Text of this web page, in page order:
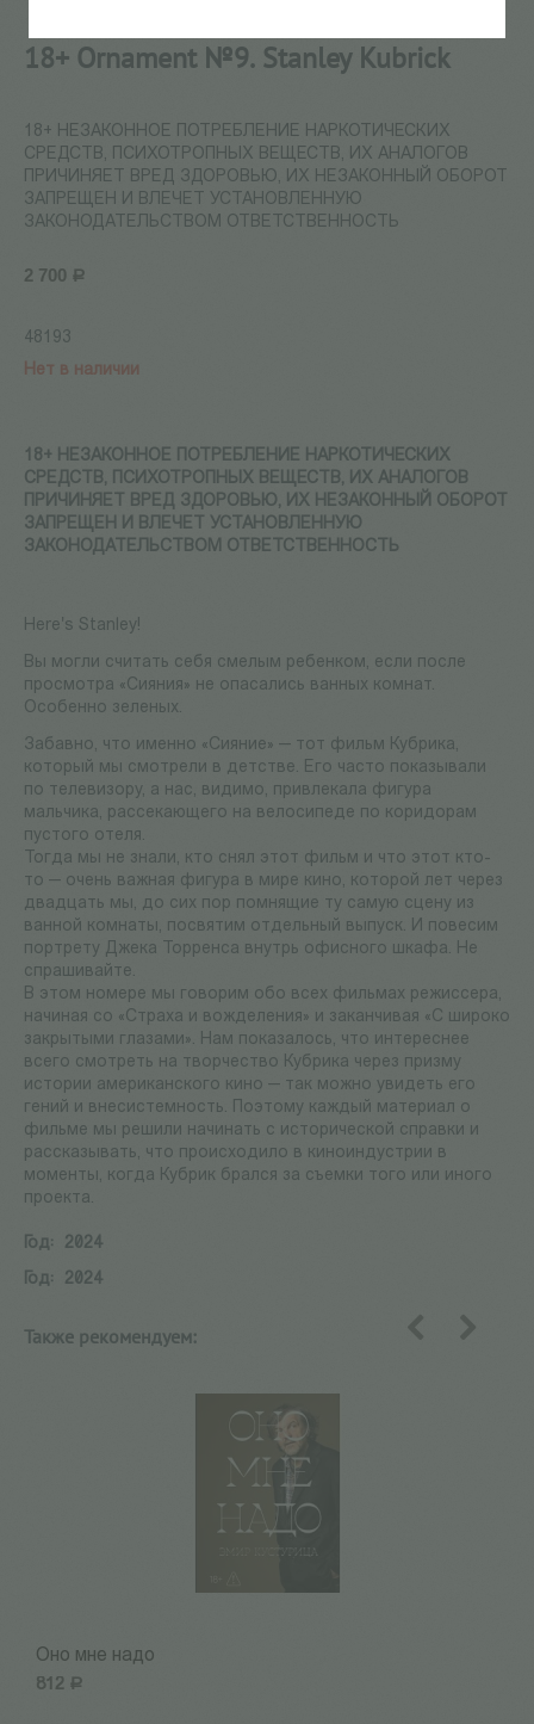
18+ Ornament №9. Stanley Kubrick
18+ НЕЗАКОННОЕ ПОТРЕБЛЕНИЕ НАРКОТИЧЕСКИХ
СРЕДСТВ, ПСИХОТРОПНЫХ ВЕЩЕСТВ, ИХ АНАЛОГОВ
ПРИЧИНЯЕТ ВРЕД ЗДОРОВЬЮ, ИХ НЕЗАКОННЫЙ ОБОРОТ
ЗАПРЕЩЕН И ВЛЕЧЕТ УСТАНОВЛЕННУЮ
ЗАКОНОДАТЕЛЬСТВОМ ОТВЕТСТВЕННОСТЬ
2 700 Р
48193
Нет в наличии
18+ НЕЗАКОННОЕ ПОТРЕБЛЕНИЕ НАРКОТИЧЕСКИХ
СРЕДСТВ, ПСИХОТРОПНЫХ ВЕЩЕСТВ, ИХ АНАЛОГОВ
ПРИЧИНЯЕТ ВРЕД ЗДОРОВЬЮ, ИХ НЕЗАКОННЫЙ ОБОРОТ
ЗАПРЕЩЕН И ВЛЕЧЕТ УСТАНОВЛЕННУЮ
ЗАКОНОДАТЕЛЬСТВОМ ОТВЕТСТВЕННОСТЬ
Here's Stanley!
Вы могли считать себя смелым ребенком, если после
просмотра «Сияния» не опасались ванных комнат.
Особенно зеленых.
Забавно, что именно «Сияние» — тот фильм Кубрика,
который мы смотрели в детстве. Его часто показывали
по телевизору, а нас, видимо, привлекала фигура
мальчика, рассекающего на велосипеде по коридорам
пустого отеля.
Тогда мы не знали, кто снял этот фильм и что этот кто-
то — очень важная фигура в мире кино, которой лет через
двадцать мы, до сих пор помнящие ту самую сцену из
ванной комнаты, посвятим отдельный выпуск. И повесим
портрету Джека Торренса внутрь офисного шкафа. Не
спрашивайте.
В этом номере мы говорим обо всех фильмах режиссера,
начиная со «Страха и вожделения» и заканчивая «С широко
закрытыми глазами». Нам показалось, что интереснее
всего смотреть на творчество Кубрика через призму
истории американского кино — так можно увидеть его
гений и внесистемность. Поэтому каждый материал о
фильме мы решили начинать с исторической справки и
рассказывать, что происходило в киноиндустрии в
моменты, когда Кубрик брался за съемки того или иного
проекта.
Год:
2024
Год:
2024
Также рекомендуем:
Оно мне надо
812 Р